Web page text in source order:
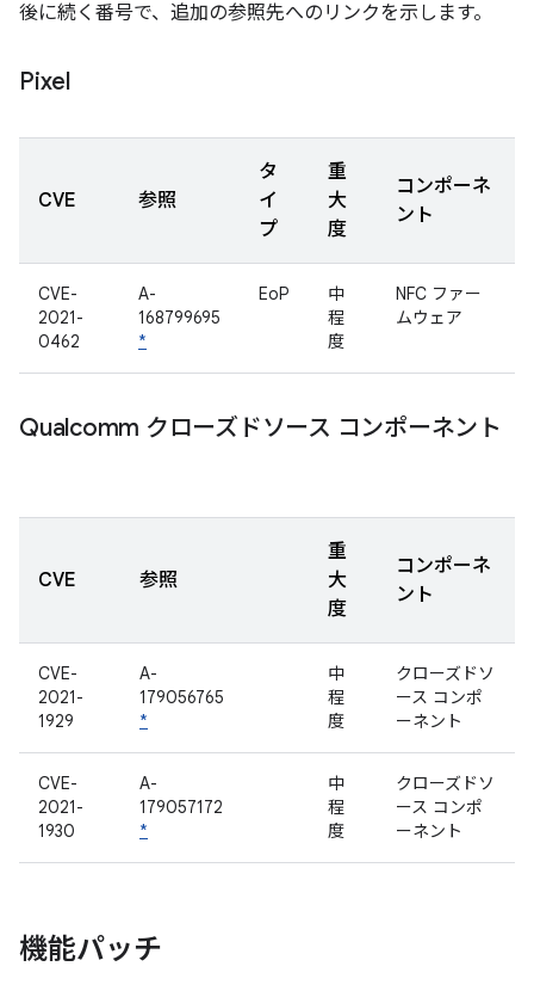
後に続く番号で、追加の参照先へのリンクを示します。
Pixel
CVE 参照
タ
イ
プ
重
大
度
コンポーネ
ント
CVE-
2021-
0462
A-
168799695
*
EoP
中
程
度
NFC ファー
ムウェア
Qualcomm クローズドソース コンポーネント
CVE 参照
重
大
度
コンポーネ
ント
CVE-
2021-
1929
A-
179056765
*
中
程
度
クローズドソ
ース コンポ
ーネント
CVE-
2021-
1930
A-
179057172
*
中
程
度
クローズドソ
ース コンポ
ーネント
機能パッチ